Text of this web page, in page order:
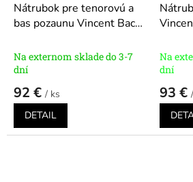
Nátrubok pre tenorovú a
bas pozaunu Vincent Bach
Modely:1G, 1 1/4G, 1
1/4GM, 1 1/2G, 1
1/2GM,2G, 3G, 4G,4GB,
5G, 5GL, 5GB, 5GS, 6
1/2A, 6 1/2AL
Na externom sklade do 3-7
dní
92 € / ks
DETAIL
5S,
Na
dní
93 €